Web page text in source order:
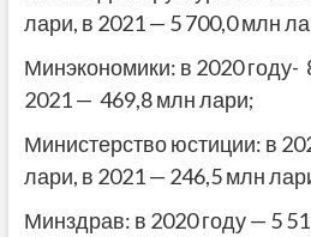
лари, в 2021 — 5 700,0 млн
Минэкономики: в 2020 году-
2021 — 469,8 млн лари;
Министерство юстиции: в
лари, в 2021 — 246,5 млн
Минздрав: в 2020 году — 5